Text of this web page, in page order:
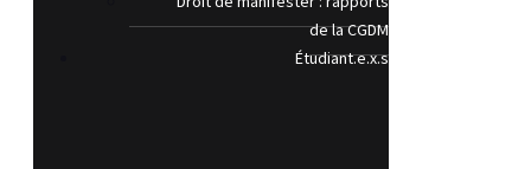
de la CGDM
Étudiant.e.x.s